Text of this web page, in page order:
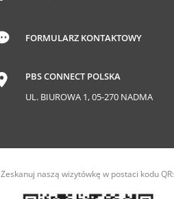
FORMULARZ KONTAKTOWY
PBS CONNECT POLSKA
UL. BIUROWA 1, 05-270 NADMA
Zeskanuj naszą wizytówkę w postaci kodu QR: